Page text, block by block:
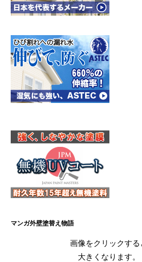
マンガ外壁塗替え物語
画像をクリックする
大きくなります。